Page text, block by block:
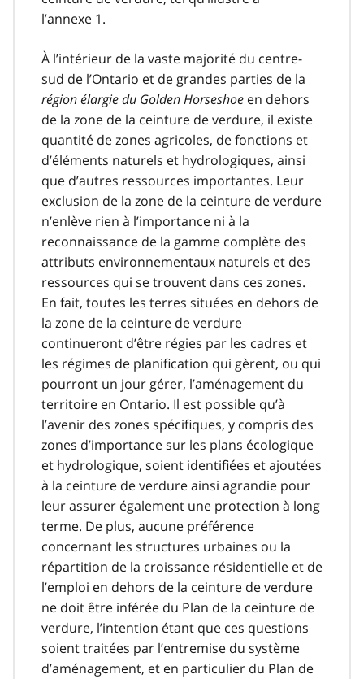
l’annexe 1.
À l’intérieur de la vaste majorité du centre-
sud de l’Ontario et de grandes parties de la
région élargie du Golden Horseshoe en dehors
de la zone de la ceinture de verdure, il existe
quantité de zones agricoles, de fonctions et
d’éléments naturels et hydrologiques, ainsi
que d’autres ressources importantes. Leur
exclusion de la zone de la ceinture de verdure
n’enlève rien à l’importance ni à la
reconnaissance de la gamme complète des
attributs environnementaux naturels et des
ressources qui se trouvent dans ces zones.
En fait, toutes les terres situées en dehors de
la zone de la ceinture de verdure
continueront d’être régies par les cadres et
les régimes de planification qui gèrent, ou qui
pourront un jour gérer, l’aménagement du
territoire en Ontario. Il est possible qu’à
l’avenir des zones spécifiques, y compris des
zones d’importance sur les plans écologique
et hydrologique, soient identifiées et ajoutées
à la ceinture de verdure ainsi agrandie pour
leur assurer également une protection à long
terme. De plus, aucune préférence
concernant les structures urbaines ou la
répartition de la croissance résidentielle et de
l’emploi en dehors de la ceinture de verdure
ne doit être inférée du Plan de la ceinture de
verdure, l’intention étant que ces questions
soient traitées par l’entremise du système
d’aménagement, et en particulier du Plan de